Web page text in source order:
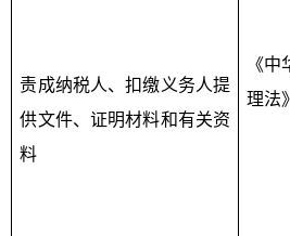
责成纳税人、扣缴义务人提
供文件、证明材料和有关资
料
《
理法